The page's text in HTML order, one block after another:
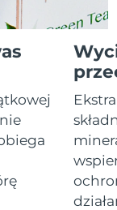
czas dostawy
8/14/26
czas dostawy
8/10/26
czas dostawy
8/13/26
czas dostawy
8/15/26